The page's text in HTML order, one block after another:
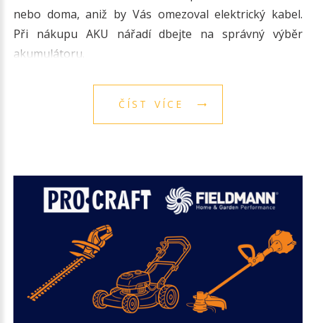
nebo doma, aniž by Vás omezoval elektrický kabel.
Při nákupu AKU nářadí dbejte na správný výběr
akumulátoru.
ČÍST VÍCE